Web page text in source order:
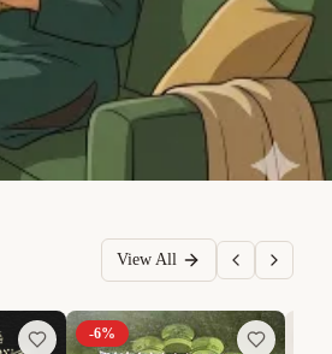
View All
-6%